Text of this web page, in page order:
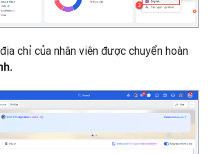
chỉ của nhân viên được chuyển hoàn